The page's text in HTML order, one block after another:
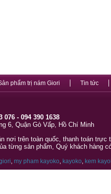
phẩm trị nám Giori Tin tức
076 - 094 390 1638
6, Quận Gò Vấp, Hồ Chí Minh
nơi trên toàn quốc, thanh toán
từng sản phẩm, Quý khách hàng
, my pham kayoko, kayoko, kem